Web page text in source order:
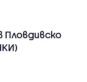
Пловдивско